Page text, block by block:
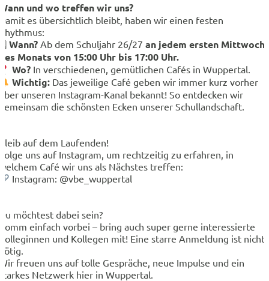
und wo treffen wir uns?
es übersichtlich bleibt, haben wir einen festen
Wann? Ab dem Schuljahr 26/27 an jedem ersten Mittwoch
Monats von 15:00 Uhr bis 17:00 Uhr.
Wo? In verschiedenen, gemütlichen Cafés in Wuppertal.
Wichtig: Das jeweilige Café geben wir immer kurz vorher
unseren Instagram-Kanal bekannt! So entdecken wir
die schönsten Ecken unserer Schullandschaft.
auf dem Laufenden!
uns auf Instagram, um rechtzeitig zu erfahren, in
Café wir uns als Nächstes treffen:
Instagram: @vbe_wuppertal
möchtest dabei sein?
einfach vorbei – bring auch super gerne interessierte
und Kollegen mit! Eine starre Anmeldung ist nicht
freuen uns auf tolle Gespräche, neue Impulse und ein
Netzwerk hier in Wuppertal.